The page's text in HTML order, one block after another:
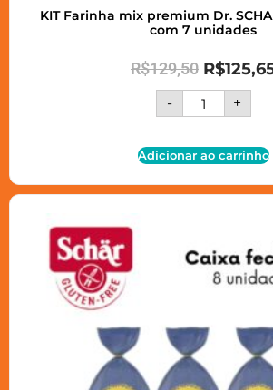
KIT Farinha mix premium Dr.
com 7 unidades
R$129,50 R$
- +
Adicionar ao carrinho